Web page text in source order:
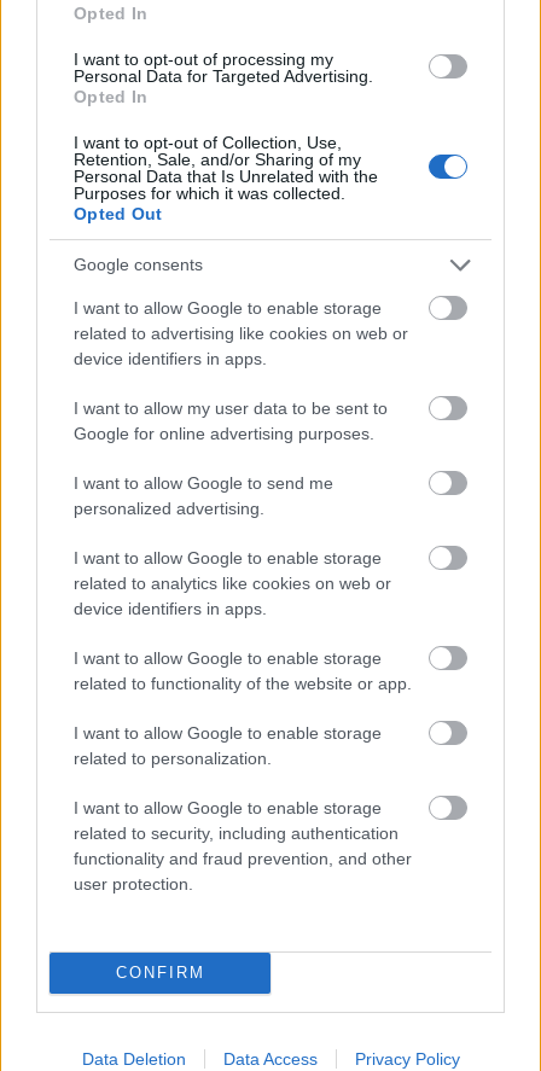
Opted In
I want to opt-out of processing my
Personal Data for Targeted Advertising.
Opted In
I want to opt-out of Collection, Use,
Retention, Sale, and/or Sharing of my
Personal Data that Is Unrelated with the
Purposes for which it was collected.
Opted Out
Google consents
I want to allow Google to enable storage
related to advertising like cookies on web or
device identifiers in apps.
I want to allow my user data to be sent to
Google for online advertising purposes.
I want to allow Google to send me
personalized advertising.
I want to allow Google to enable storage
related to analytics like cookies on web or
device identifiers in apps.
I want to allow Google to enable storage
related to functionality of the website or app.
I want to allow Google to enable storage
related to personalization.
I want to allow Google to enable storage
related to security, including authentication
functionality and fraud prevention, and other
user protection.
CONFIRM
Data Deletion Data Access Privacy Policy
A Szigeten mindig el lehet csípni szuper bandákat,
akiket itthon máshol nem nagyon. Idén a Parcels, a
mellett ilyen lesz a Nation of Language is, akik
megbabonázóan szép zenét játszanak melankolikus
szintikkel. A brooklyni trió frontembere, Ian
Devaney…
„Bródy János nem akarja, hogy
szobrot építsünk neki” – Sziget-
sztorik: Gerendai Károly és Novák
Péter
• 2026. július 26.
Új podcastsorozatunkban zenészek és zeneipari
szakemberek mesélnek arról, hogy mit jelent nekik a
fesztivál mínusz egyedi napján esedékes Bródy
Dalok Napjáról beszélgetünk Gerendai Károllyal, a
Sziget alapító-tulajdonosával, és Novák Péterrel, a…